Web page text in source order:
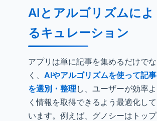
AIとアルゴリズムによ
るキュレーション
アプリは単に記事を集めるだけでな
く、 AIやアルゴリズムを使って記事
を選別・整理 し、ユーザーが効率よ
く情報を取得できるよう最適化して
います。例えば、グノシーはトップ